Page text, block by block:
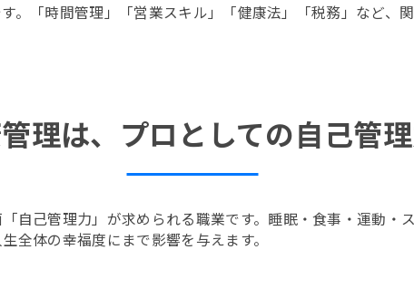
。「時間管理」「営業スキル」「健康法」「税務」など、
理は、プロとしての自己管
自己管理力」が求められる職業です。睡眠・食事・運動
全体の幸福度にまで影響を与えます。